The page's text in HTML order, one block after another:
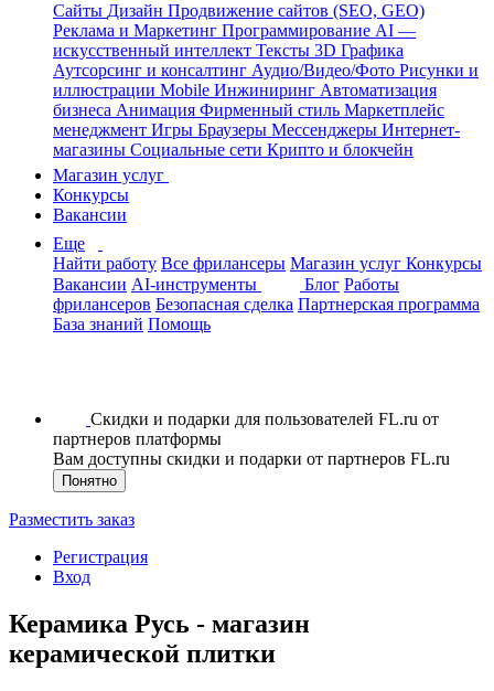
Сайты Дизайн Продвижение сайтов (SEO, GEO)
Реклама и Маркетинг Программирование AI —
искусственный интеллект Тексты 3D Графика
Аутсорсинг и консалтинг Аудио/Видео/Фото Рисунки и
иллюстрации Mobile Инжиниринг Автоматизация
бизнеса Анимация Фирменный стиль Маркетплейс
менеджмент Игры Браузеры Мессенджеры Интернет-
магазины Социальные сети Крипто и блокчейн
Магазин услуг
Конкурсы
Вакансии
Еще
Найти работу Все фрилансеры Магазин услуг Конкурсы
Вакансии AI-инструменты Блог Работы
фрилансеров Безопасная сделка Партнерская программа
База знаний Помощь
Скидки и подарки для пользователей FL.ru от
партнеров платформы
Вам доступны скидки и подарки от партнеров FL.ru
Понятно
Разместить заказ
Регистрация
Вход
Керамика Русь - магазин
керамической плитки